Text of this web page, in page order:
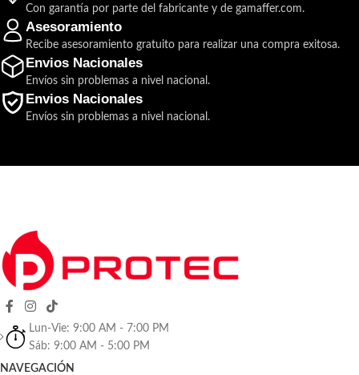
Cableado: 2 hilos al frente de calle
Con garantía por parte del fabricante y de gamaffer.com.
Asesoramiento
Recibe asesoramiento gratuito para realizar una compra exitosa.
Envios Nacionales
Envíos sin problemas a nivel nacional.
Envios Nacionales
Envíos sin problemas a nivel nacional.
Lun-Vie: 9:00 AM - 7:00 PM
Sáb: 9:00 AM - 5:00 PM
NAVEGACIÓN